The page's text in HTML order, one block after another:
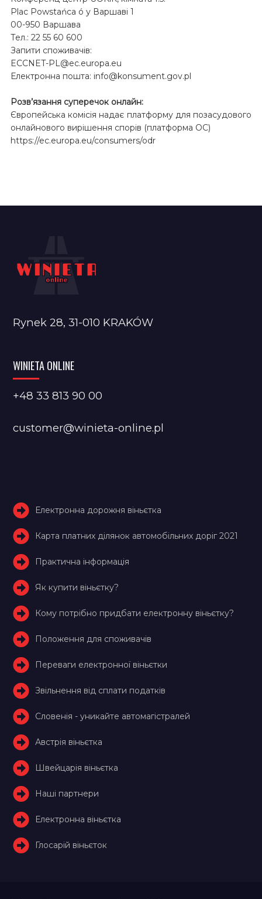
Plac Powstańca ó у Варшаві 1
00-950 Варшава
Тел.: 22 55 60 600
Запити споживачів:
ECCNET-PL@ec.europa.eu
Електронна пошта: info@konsument.gov.pl
Розв’язання суперечок онлайн:
Європейська комісія надає платформу для позасудового
онлайнового вирішення спорів (платформа ОС)
https://ec.europa.eu/consumers/odr
Rynek 28, 31-010 KRAKÓW
WINIETA ONLINE
+48 33 813 90 00
customer@winieta-online.pl
Електронна дорожня віньєтка
Карта платних ділянок автомобільних доріг 2021
Практична інформація
Як купити віньєтку?
Кому потрібно придбати електронну віньєтку?
Положення для споживачів
Переваги електронної віньєтки
Звільнення від сплати податків
Словенія - уникайте автомагістралей
Австрія віньєтка
Швейцарія віньєтка
Наші партнери
Електронна віньєтка
Глосарій віньєток